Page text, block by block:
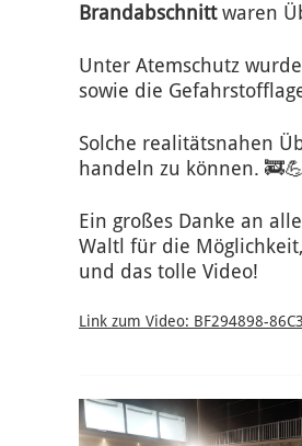
Brandabschnittwaren
Unter Atemschutz
sowie die
Solche realitätsnahen
handeln zu können. 🚒💪
Ein großes Danke an
Waltl für die
und das tolle Video!
Link zum Video: BF294898-